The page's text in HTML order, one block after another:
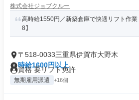
株式会社ジョブクルー
高時給1550円／新築倉庫で快適リフト作
8】
〒518-0033三重県伊賀市大野木
時給1600円以上
資格 要リフト免許
無期雇用派遣 +16個